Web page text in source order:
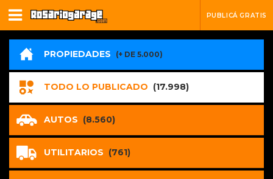
PUBLICÁ GRATIS
PROPIEDADES (+ DE 5.000)
TODO LO PUBLICADO (17.998)
AUTOS (8.560)
UTILITARIOS (761)